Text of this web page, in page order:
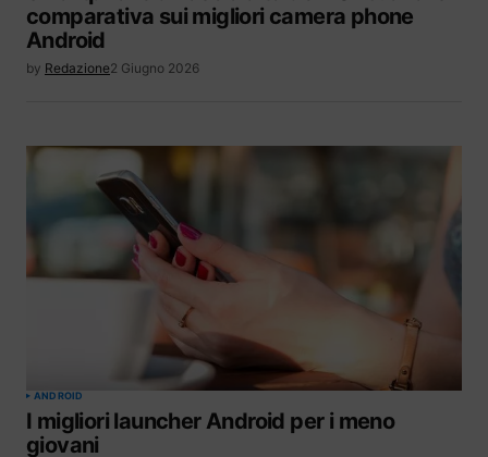
comparativa sui migliori camera phone
Android
by Redazione2 Giugno 2026
ANDROID
I migliori launcher Android per i meno
giovani